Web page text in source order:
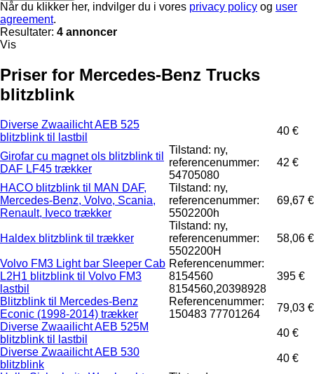
Når du klikker her, indvilger du i vores privacy policy og user
agreement.
Resultater: 4 annoncer
Vis
Priser for Mercedes-Benz Trucks
blitzblink
Diverse Zwaailicht AEB 525
blitzblink til lastbil
40 €
Girofar cu magnet ols blitzblink til
DAF LF45 trækker
Tilstand: ny,
referencenummer:
54705080
42 €
HACO blitzblink til MAN DAF,
Mercedes-Benz, Volvo, Scania,
Renault, Iveco trækker
Tilstand: ny,
referencenummer:
5502200h
69,67 €
Haldex blitzblink til trækker
Tilstand: ny,
referencenummer:
5502200H
58,06 €
Volvo FM3 Light bar Sleeper Cab
L2H1 blitzblink til Volvo FM3
lastbil
Referencenummer:
8154560
8154560,20398928
395 €
Blitzblink til Mercedes-Benz
Econic (1998-2014) trækker
Referencenummer:
150483 77701264
79,03 €
Diverse Zwaailicht AEB 525M
blitzblink til lastbil
40 €
Diverse Zwaailicht AEB 530
blitzblink
40 €